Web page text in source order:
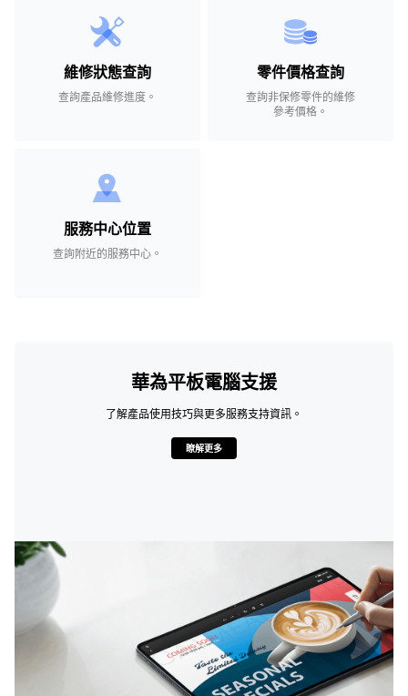
維修狀態查詢
查詢產品維修進度。
零件價格查詢
查詢非保修零件的維修
參考價格。
服務中心位置
查詢附近的服務中心。
華為平板電腦支援
了解產品使用技巧與更多服務支持資訊。
瞭解更多